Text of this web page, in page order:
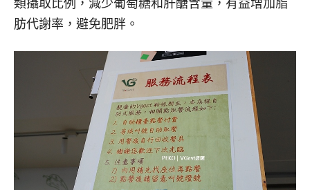
類攝取比例，減少葡萄糖和肝醣含量，有益增加脂
肪代謝率，避免肥胖。